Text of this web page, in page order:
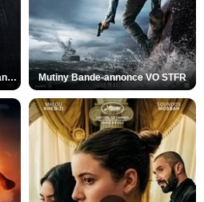
Spider-Man: Brand New Day Bande-annonce VO STFR Mutiny Bande-annonce VO STFR